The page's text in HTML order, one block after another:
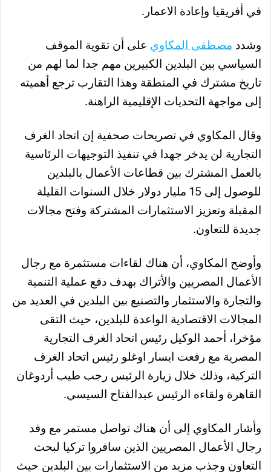
في أفريقيا وإعادة الاعمار.
وشدد مصطفى المكاوي على أن تقوية الموقف
السياسي بين البلدين الكبيرين مهم جدا لما لهم من
تاريخ مشترك في المنطقة وهذا التقارب ترجع أهميته
إلى مواجهة التحديات الإقليمية الراهنة.
وقال المكاوي في تصريحات صحفية إن اتحاد الغرف
التجارية لن يدخر جهدا في تنفيذ التوجيهات الرئاسية
بالعمل المشترك بين قطاعات الأعمال بالبلدين
للوصول إلى 15 مليار دولار خلال السنوات القليلة
المقبلة وتعزيز الاستثمارات المشتركة وفتح مجالات
جديدة للتعاون.
وأوضح المكاوي، أن هناك لقاءات مستثمرة مع رجال
الأعمال المصريين والأتراك بهدف دفع عملية التنمية
والتجارة والاستثمار والتصنيع بين البلدين في العديد من
المجالات الاقتصادية الواعدة للبلدين، حيث التقى
مؤخرا، أحمد الوكيل رئيس اتحاد الغرف التجارية
المصرية مع رفعت ايسار اوغلو رئيس اتحاد الغرف
التركية، وذلك خلال زيارة الرئيس رجب طيب أردوغان
القاهرة ولقاءه الرئيس عبدالفتاح السيسي.
وأشار المكاوي إلى أن هناك تواصل مستمر مع وفد
رجال الأعمال المصريين الذين سافروا تركيا لبحث
التعاون وجذب مزيد من الاستثمارات بين البلدين حيث